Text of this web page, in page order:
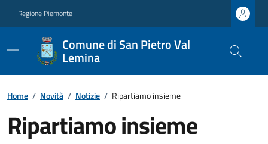
Regione Piemonte
Comune di San Pietro Val
Lemina
Home / Novità / Notizie / Ripartiamo insieme
Ripartiamo insieme